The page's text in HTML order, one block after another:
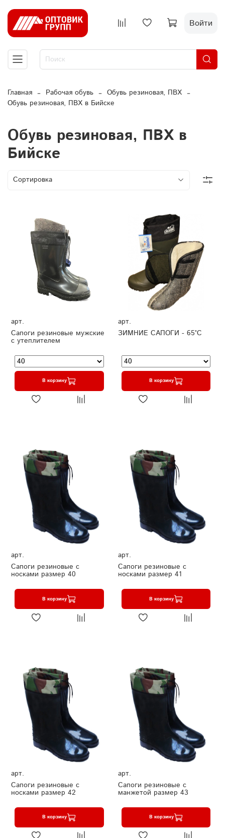
Войти
Главная Рабочая обувь
Обувь резиновая, ПВХ
Обувь резиновая, ПВХ в Бийске
Обувь резиновая, ПВХ в
Бийске
арт.
Сапоги резиновые мужские
с утеплителем
В корзину
арт.
ЗИМНИЕ САПОГИ - 65°C
В корзину
арт.
Сапоги резиновые с
носками размер 40
В корзину
арт.
Сапоги резиновые с
носками размер 41
В корзину
арт.
Сапоги резиновые с
носками размер 42
В корзину
арт.
Сапоги резиновые с
манжетой размер 43
В корзину